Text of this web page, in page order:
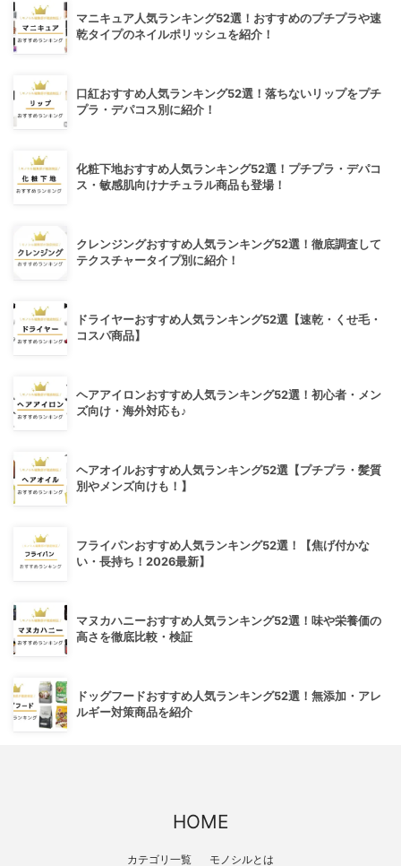
マニキュア人気ランキング52選！おすすめのプチプラや速
乾タイプのネイルポリッシュを紹介！
口紅おすすめ人気ランキング52選！落ちないリップをプチ
プラ・デパコス別に紹介！
化粧下地おすすめ人気ランキング52選！プチプラ・デパコ
ス・敏感肌向けナチュラル商品も登場！
クレンジングおすすめ人気ランキング52選！徹底調査して
テクスチャータイプ別に紹介！
ドライヤーおすすめ人気ランキング52選【速乾・くせ毛・
コスパ商品】
ヘアアイロンおすすめ人気ランキング52選！初心者・メン
ズ向け・海外対応も♪
ヘアオイルおすすめ人気ランキング52選【プチプラ・髪質
別やメンズ向けも！】
フライパンおすすめ人気ランキング52選！【焦げ付かな
い・長持ち！2026最新】
マヌカハニーおすすめ人気ランキング52選！味や栄養価の
高さを徹底比較・検証
ドッグフードおすすめ人気ランキング52選！無添加・アレ
ルギー対策商品を紹介
HOME
カテゴリ一覧 モノシルとは